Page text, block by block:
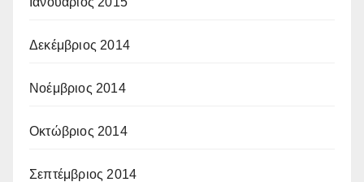
Δεκέμβριος 2014
Νοέμβριος 2014
Οκτώβριος 2014
Σεπτέμβριος 2014